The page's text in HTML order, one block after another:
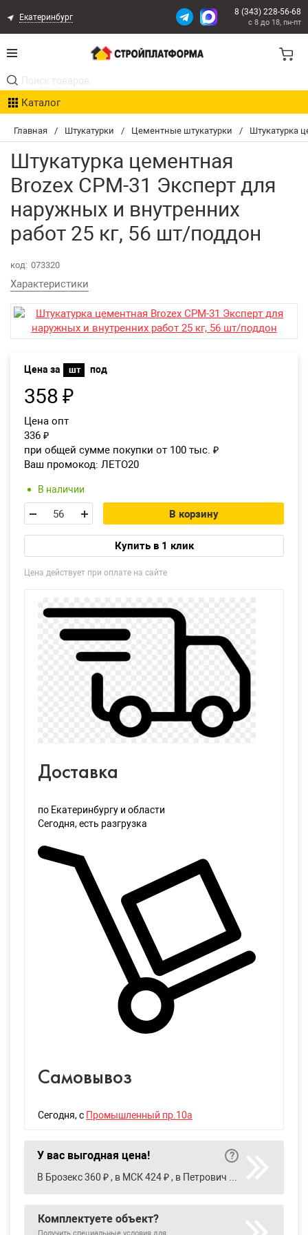
Главная / Штукатурки / Цементные штукатурки / Штукатурка
Штукатурка цементная
Brozex СРМ-31 Эксперт для
наружных и внутренних
работ 25 кг, 56 шт/поддон
код: 073320
Характеристики
Цена за шт под
358 ₽
Цена опт
336 ₽
при общей сумме покупки от 100 тыс. ₽
Ваш промокод: ЛЕТО20
В наличии
В корзину
Купить в 1 клик
Цена действует при оплате на сайте
Доставка
по Екатеринбургу и области
Сегодня, есть разгрузка
Самовывоз
Сегодня, с Промышленный пр.10а
У вас выгодная цена!
Комплектуете объект?
Екатеринбург
8 (343) 228-56-68
с 8 до 18, пн-пт
Каталог
Акции
Расчет доставки
Организациям
Опыт поставок
Статьи
Контакты
Оплата и Доставка
Возврат товара